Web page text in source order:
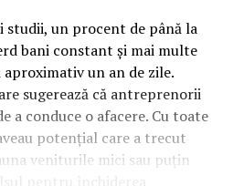
un procent de până la
bani constant și mai multe
aproximativ un an de zile.
sugerează că antreprenorii
a conduce o afacere. Cu toate
potențial care a trecut
veniturile mici sau puțin